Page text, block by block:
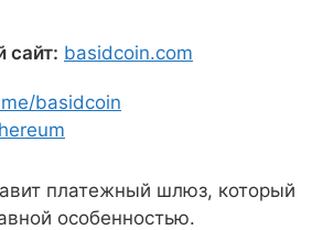
сайт: basidcoin.com
basidcoin
платежный шлюз, который
особенностью.